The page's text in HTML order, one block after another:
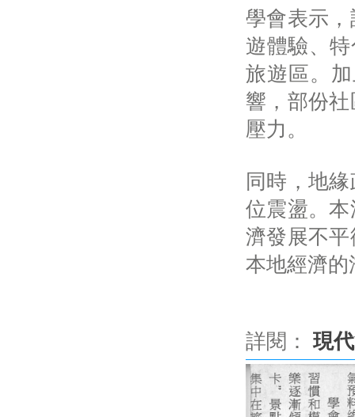
學會表示
遊體驗、
旅遊區。
響，部份
壓力。
同時，地
位震盪。
濟發展不
本地經濟
詳閱： 現